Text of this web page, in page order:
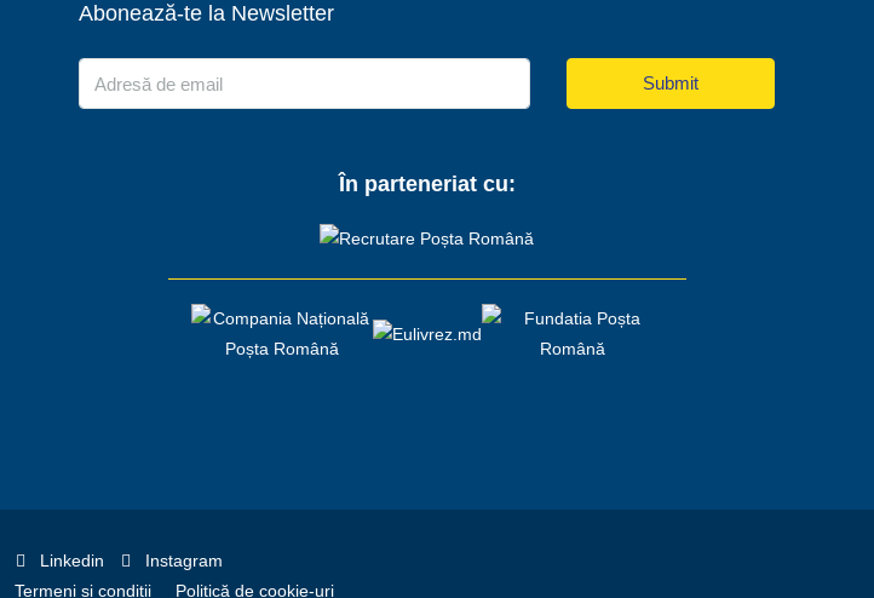
Abonează-te la Newsletter
Submit
În parteneriat cu:
Linkedin
Instagram
Termeni și condiții Politică de cookie-uri